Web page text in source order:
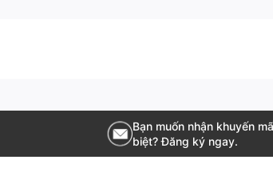
phải chọn đơn vị cung cấp uy tín, có thể
Bạn muốn nhận khuyến
biệt? Đăng ký ngay.